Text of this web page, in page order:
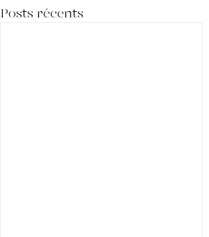
Posts récents